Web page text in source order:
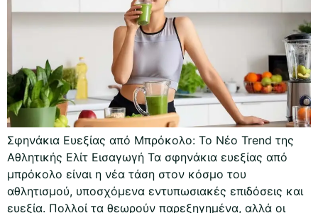
Σφηνάκια Ευεξίας από Μπρόκολο: Το Νέο Trend της
Αθλητικής Ελίτ Εισαγωγή Τα σφηνάκια ευεξίας από
μπρόκολο είναι η νέα τάση στον κόσμο του
αθλητισμού, υποσχόμενα εντυπωσιακές επιδόσεις και
ευεξία. Πολλοί τα θεωρούν παρεξηγημένα, αλλά οι